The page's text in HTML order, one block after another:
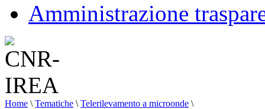
Amministrazione
Home \ Tematiche \ Telerilevamento a microonde \